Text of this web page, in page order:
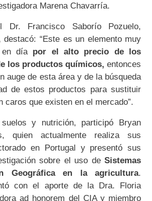
Marena Chavarría.
Dr. Francisco Saborío Pozuelo,
“Este es un elemento muy
en día por el alto precio de los
los productos químicos, entonces
auge de esta área y de la búsqueda
de estos productos para sustituir
caros que existen en el mercado”.
y nutrición, participó Bryan
quien actualmente realiza sus
en Portugal y presentó sus
sobre el uso deSistemas
Geográfica en la agricultura.
con el aporte de la Dra. Floria
ad honorem del CIA y miembro